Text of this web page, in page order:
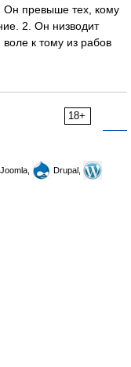
Он превыше тех, кому
2. Он низводит
к тому из рабов
18+
Joomla,
Drupal,